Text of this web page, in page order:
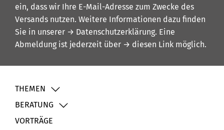
ein, dass wir Ihre E-Mail-Adresse zum Zwecke des
Versands nutzen. Weitere Informationen dazu finden
Sie in unserer → Datenschutzerklärung. Eine
Abmeldung ist jederzeit über → diesen Link möglich.
THEMEN
BERATUNG
VORTRÄGE